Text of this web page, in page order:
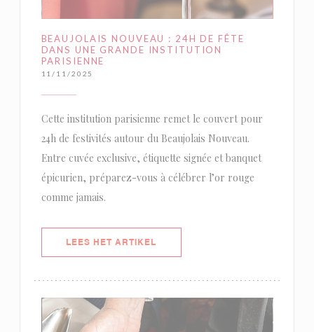
BEAUJOLAIS NOUVEAU : 24H DE FÊTE
DANS UNE GRANDE INSTITUTION
PARISIENNE
11/11/2025
Cette institution parisienne remet le couvert pour
24h de festivités autour du Beaujolais Nouveau.
Entre cuvée exclusive, étiquette signée et banquet
épicurien, préparez-vous à célébrer l’or rouge
comme jamais.
LEES HET ARTIKEL